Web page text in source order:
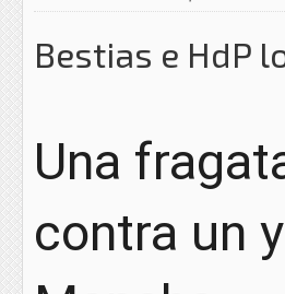
Bestias e HdP
Una
contra un